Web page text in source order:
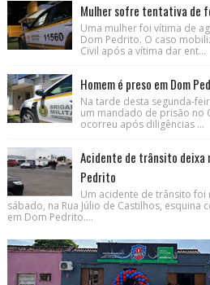
Mulher sofre tentativa de
Uma mulher foi vítima de
Dom Pedrito. O caso
Civil após a vítima dar ent...
Homem é preso em Dom
Na tarde desta segunda-
um mandado de prisão no
ocorreu após diligências ...
Acidente de trânsito
Pedrito
Um acidente de trânsito
sábado, na Rua Júlio de Castilhos, esquina
em Dom Pedrito....